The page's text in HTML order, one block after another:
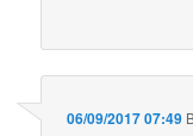
06/09/2017 07:49